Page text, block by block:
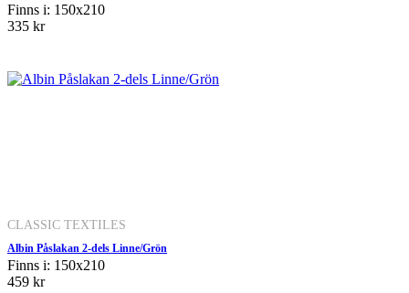
Finns i: 150x210
335 kr
CLASSIC TEXTILES
Albin Påslakan 2-dels Linne/Grön
Finns i: 150x210
459 kr